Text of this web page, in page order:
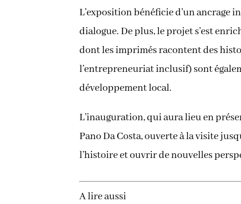
L’exposition bénéficie d’un
dialogue. De plus, le projet s’est
dont les imprimés racontent des
l’entrepreneuriat inclusif) sont
développement local.
L’inauguration, qui aura lieu en
Pano Da Costa, ouverte à la visite
l’histoire et ouvrir de nouvelles
A lire aussi